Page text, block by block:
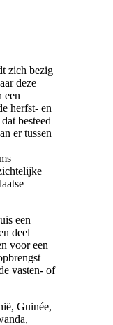
zich bezig
deze
een
herfst- en
besteed
er tussen
een
deel
voor een
vasten- of
Guinée,